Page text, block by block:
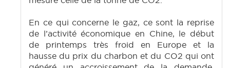
En ce qui concerne le gaz, ce sont la reprise
de l’activité économique en Chine, le début
de printemps très froid en Europe et la
hausse du prix du charbon et du CO2 qui ont